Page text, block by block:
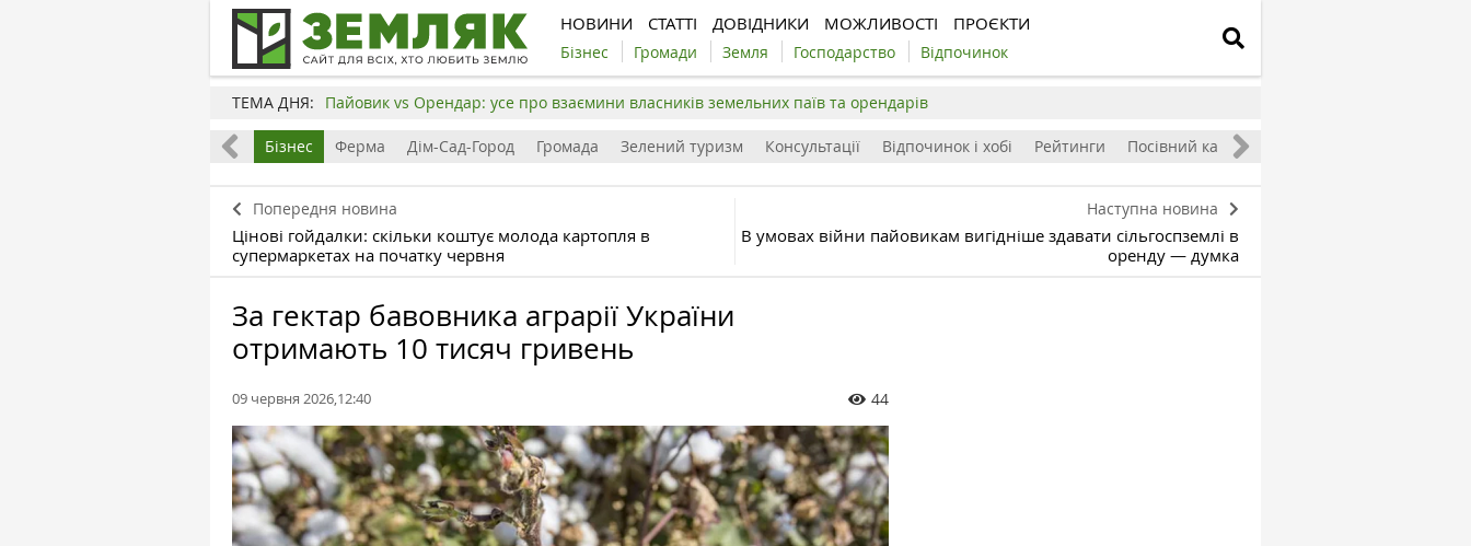
НОВИНИ СТАТТІ ДОВІДНИКИ МОЖЛИВОСТІ ПРОЄКТИ
Бізнес Громади Земля Господарство Відпочинок
ТЕМА ДНЯ: Пайовик vs Орендар: усе про взаємини власників земельних паїв та орендарів
Земля Бізнес Ферма Дім-Сад-Город Громада Зелений туризм Консультації Відпочинок і хобі Рейтинги Посівний календар
Попередня новина
Цінові гойдалки: скільки коштує молода картопля в
супермаркетах на початку червня
Наступна новина
В умовах війни пайовикам вигідніше здавати сільгоспземлі в
оренду — думка
За гектар бавовника аграрії України
отримають 10 тисяч гривень
09 червня 2026,12:40 44